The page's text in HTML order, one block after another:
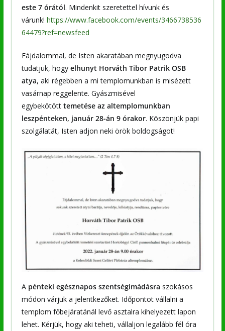
este 7 órától. Mindenkit szeretettel hívunk és
várunk! https://www.facebook.com/events/3466738536
64479?ref=newsfeed
Fájdalommal, de Isten akaratában megnyugodva
tudatjuk, hogy elhunyt Horváth Tibor Patrik OSB
atya, aki régebben a mi templomunkban is misézett
vasárnap reggelente. Gyászmisével
egybekötött temetése az altemplomunkban
leszpénteken, január 28-án 9 órakor. Köszönjük papi
szolgálatát, Isten adjon neki örök boldogságot!
A pénteki egésznapos szentségimádásra szokásos
módon várjuk a jelentkezőket. Időpontot vállalni a
templom főbejáratánál levő asztalra kihelyezett lapon
lehet. Kérjük, hogy aki teheti, vállaljon legalább fél óra